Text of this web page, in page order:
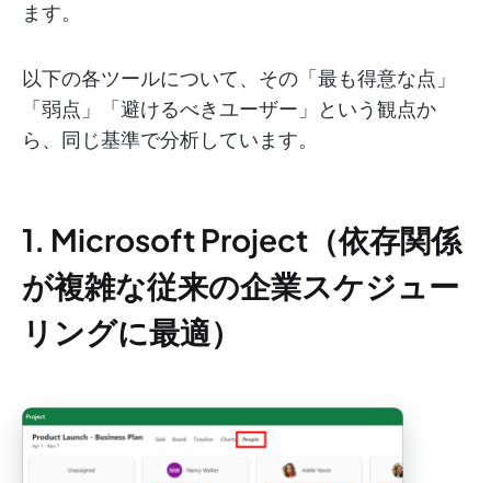
ます。
以下の各ツールについて、その「最も得意な点」
「弱点」「避けるべきユーザー」という観点か
ら、同じ基準で分析しています。
1. Microsoft Project（依存関係
が複雑な従来の企業スケジュー
リングに最適）